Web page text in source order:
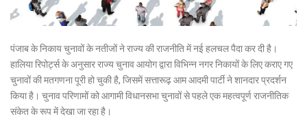
पंजाब के निकाय चुनावों के नतीजों ने राज्य की राजनीति में नई हलचल पैदा कर दी है।
हालिया रिपोर्ट्स के अनुसार राज्य चुनाव आयोग द्वारा विभिन्न नगर निकायों के लिए कराए गए
चुनावों की मतगणना पूरी हो चुकी है, जिसमें सत्तारूढ़ आम आदमी पार्टी ने शानदार प्रदर्शन
किया है। चुनाव परिणामों को आगामी विधानसभा चुनावों से पहले एक महत्वपूर्ण राजनीतिक
संकेत के रूप में देखा जा रहा है।